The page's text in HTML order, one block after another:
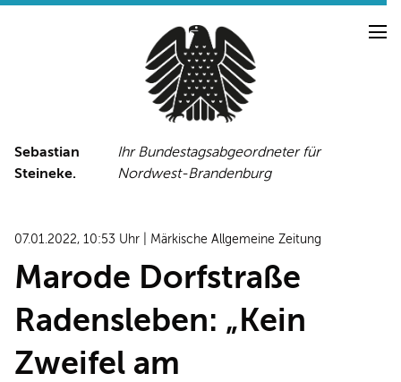
Sebastian
Steineke.
Ihr Bundestagsabgeordneter für
Nordwest-Brandenburg
NEUIGKEITEN
PRESSEFOTOS
FACEBOOK-SEITE
07.01.2022, 10:53 Uhr | Märkische Allgemeine Zeitung
Marode Dorfstraße
Radensleben: „Kein
Zweifel am